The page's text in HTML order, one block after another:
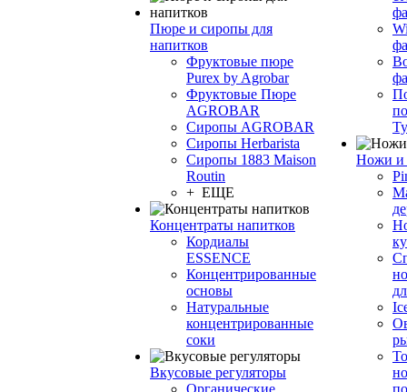
Пюре и сиропы для
напитков
Фруктовые пюре
Purex by Agrobar
Фруктовые Пюре
AGROBAR
Сиропы AGROBAR
Сиропы Herbarista
Сиропы 1883 Maison
Routin
+ ЕЩЕ
Концентраты напитков
Кордиалы
ESSENCE
Концентрированные
основы
Натуральные
концентрированные
соки
Вкусовые регуляторы
Органические
Ножи и